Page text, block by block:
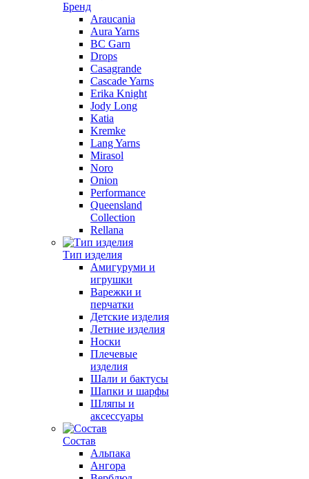
Бренд
Araucania
Aura Yarns
BC Garn
Drops
Casagrande
Cascade Yarns
Erika Knight
Jody Long
Katia
Kremke
Lang Yarns
Mirasol
Noro
Onion
Performance
Queensland
Collection
Rellana
Тип изделия
Амигуруми и
игрушки
Варежки и
перчатки
Детские изделия
Летние изделия
Носки
Плечевые
изделия
Шали и бактусы
Шапки и шарфы
Шляпы и
аксессуары
Состав
Альпака
Ангора